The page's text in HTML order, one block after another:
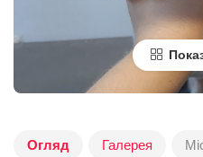
Огляд Галерея